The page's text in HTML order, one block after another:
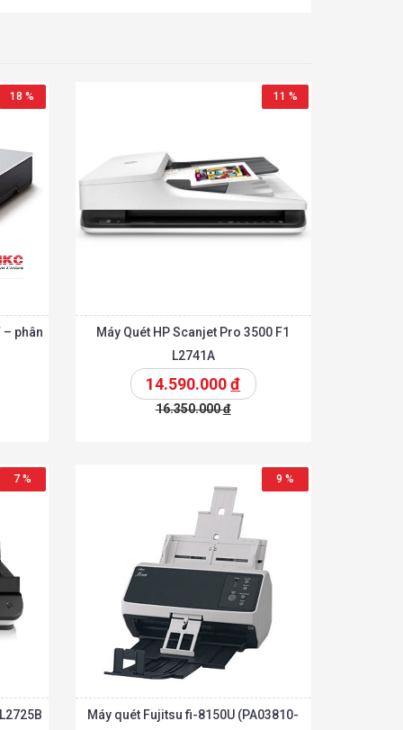
18 %
phân
11 %
Máy Quét HP Scanjet Pro 3500 F1
L2741A
14.590.000đ
16.350.000đ
7 % 9 %
Máy quét Fujitsu fi-8150U (PA03810-